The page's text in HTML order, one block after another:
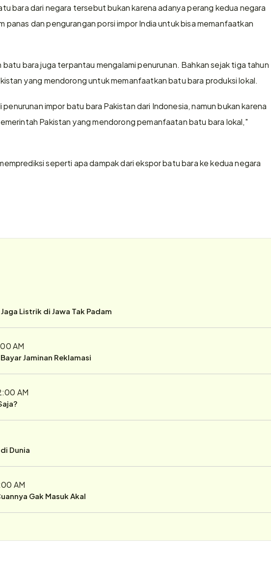
bara dari negara tersebut bukan karena adanya perang kedua negara
panas dan pengurangan porsi impor India untuk bisa memanfaatkan
bara juga terpantau mengalami penurunan. Bahkan sejak tiga tahun
yang mendorong untuk memanfaatkan batu bara produksi lokal.
impor batu bara Pakistan dari Indonesia, namun bukan karena
Pakistan yang mendorong pemanfaatan batu bara lokal,"
seperti apa dampak dari ekspor batu bara ke kedua negara
Listrik di Jawa Tak Padam
AM
Jaminan Reklamasi
AM
Dunia
AM
Gak Masuk Akal